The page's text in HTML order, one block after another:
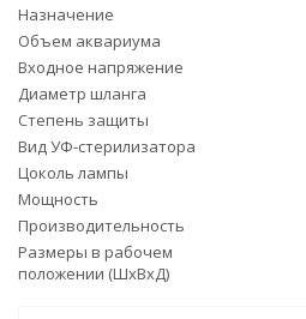
Назначение
Объем аквариума
Входное напряжение
Диаметр шланга
Степень защиты
Вид УФ-стерилизатора
Цоколь лампы
Мощность
Производительность
Размеры в рабочем
положении (ШxВxД)